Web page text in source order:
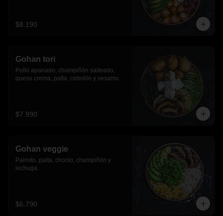
$8.190
Gohan tori
Pollo apanado, champiñón salteado,
queso crema, palta, cebollín y sesamo.
$7.990
Gohan veggie
Palmito, palta, choclo, champiñón y
lechuga.
$6.790